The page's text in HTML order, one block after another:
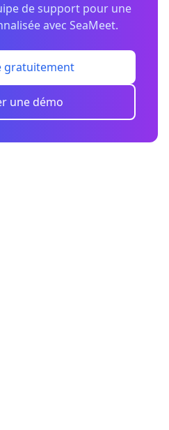
de support pour une
avec SeaMeet.
gratuitement
une démo